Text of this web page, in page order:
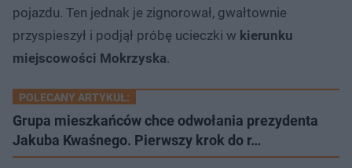
pojazdu. Ten jednak je zignorował, gwałtownie
przyspieszył i podjął próbę ucieczki w kierunku
miejscowości Mokrzyska.
POLECANY ARTYKUŁ:
Grupa mieszkańców chce odwołania prezydenta
Jakuba Kwaśnego. Pierwszy krok do r…